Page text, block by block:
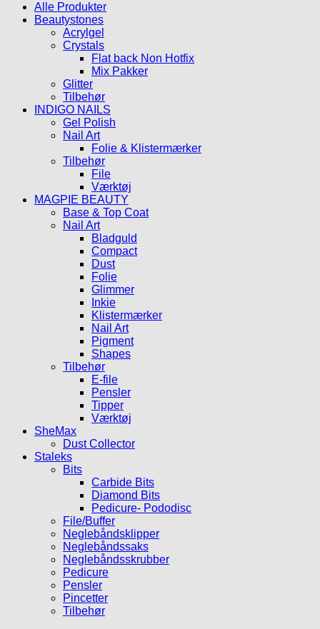
Alle Produkter
Beautystones
Acrylgel
Crystals
Flat back Non Hotfix
Mix Pakker
Glitter
Tilbehør
INDIGO NAILS
Gel Polish
Nail Art
Folie & Klistermærker
Tilbehør
File
Værktøj
MAGPIE BEAUTY
Base & Top Coat
Nail Art
Bladguld
Compact
Dust
Folie
Glimmer
Inkie
Klistermærker
Nail Art
Pigment
Shapes
Tilbehør
E-file
Pensler
Tipper
Værktøj
SheMax
Dust Collector
Staleks
Bits
Carbide Bits
Diamond Bits
Pedicure- Pododisc
File/Buffer
Neglebåndsklipper
Neglebåndssaks
Neglebåndsskrubber
Pedicure
Pensler
Pincetter
Tilbehør